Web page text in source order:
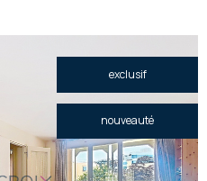
exclusif
nouveauté
le